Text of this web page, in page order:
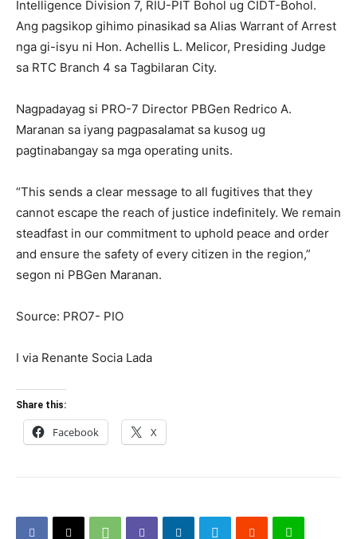
Intelligence Division 7, RIU-PIT Bohol ug CIDT-Bohol.
Ang pagsikop gihimo pinasikad sa Alias Warrant of Arrest
nga gi-isyu ni Hon. Achellis L. Melicor, Presiding Judge
sa RTC Branch 4 sa Tagbilaran City.
Nagpadayag si PRO-7 Director PBGen Redrico A.
Maranan sa iyang pagpasalamat sa kusog ug
pagtinabangay sa mga operating units.
“This sends a clear message to all fugitives that they
cannot escape the reach of justice indefinitely. We remain
steadfast in our commitment to uphold peace and order
and ensure the safety of every citizen in the region,”
segon ni PBGen Maranan.
Source: PRO7- PIO
I via Renante Socia Lada
Share this:
Facebook X